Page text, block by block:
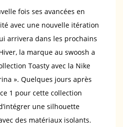
fois ses avancées en
avec une nouvelle itération
arrivera dans les prochains
la marque au swoosh a
Toasty avec la Nike
». Quelques jours après
1 pour cette collection
une silhouette
des matériaux isolants.